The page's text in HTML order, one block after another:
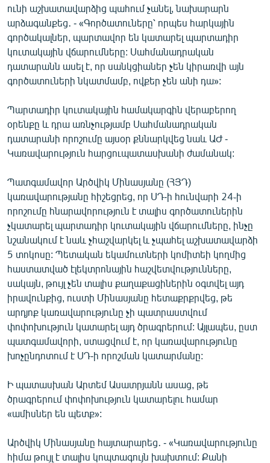
ունի աշխատավարձից պահում չանել, նախարարն
արձագանքեց․ - «Գործատուները՝ որպես հարկային
գործակալներ, պարտավոր են կատարել պարտադիր
կուտակային վճարումները: Սահմանադրական
դատարանն ասել է, որ սանկցիաներ չեն կիրառվի այն
գործատուների նկատմամբ, ովքեր չեն անի դա»:
Պարտադիր կուտակային համակարգին վերաբերող
օրենքը և դրա առնչությամբ Սահմանադրական
դատարանի որոշումը այսօր քննարկվեց նաև ԱԺ -
Կառավարություն հարցուպատասխանի ժամանակ:
Պատգամավոր Արծվիկ Մինասյանը (ՀՅԴ)
կառավարությանը հիշեցրեց, որ ՍԴ-ի հունվարի 24֊ի
որոշումը հնարավորություն է տալիս գործատուներին
չկատարել պարտադիր կուտակային վճարումները, ինչը
նշանակում է նաև չհաշվարկել և չպահել աշխատավարձի
5 տոկոսը: Պետական եկամուտների կոմիտեի կողմից
հաստատված էլեկտրոնային հաշվետվությունները,
սակայն, թույլ չեն տալիս քաղաքացիներին օգտվել այդ
իրավունքից, ուստի Մինասյանը հետաքրքրվեց, թե
արդյոք կառավարությունը չի պատրաստվում
փոփոխություն կատարել այդ ծրագրերում: Այլապես, ըստ
պատգամավորի, ստացվում է, որ կառավարությունը
խոչընդոտում է ՍԴ-ի որոշման կատարմանը:
Ի պատասխան Արտեմ Ասատրյանն ասաց, թե
ծրագրերում փոփոխություն կատարելու համար
«ամիսներ են պետք»:
Արծվիկ Մինասյանը հայտարարեց․ - «Կառավարությունը
հիմա թույլ է տալիս կոպտագույն խախտում: Քանի